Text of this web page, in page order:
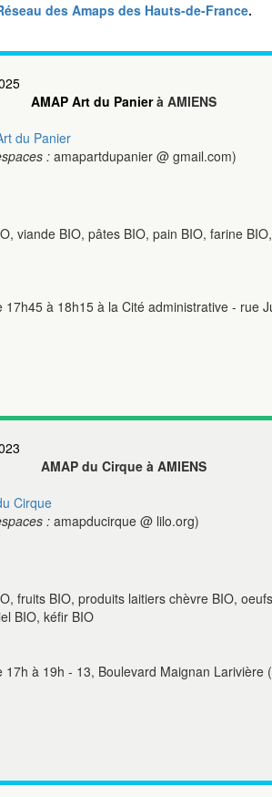
des Amaps des Hauts-de-France.
AMAP Art du Panierà AMIENS
du Panier
: amapartdupanier @ gmail.com)
viande BIO, pâtes BIO, pain BIO, farine
17h45 à 18h15 à la Cité administrative - rue
AMAP du Cirque à AMIENS
Cirque
: amapducirque @ lilo.org)
fruits BIO, produits laitiers chèvre BIO,
BIO, kéfir BIO
17h à 19h - 13, Boulevard Maignan Larivière